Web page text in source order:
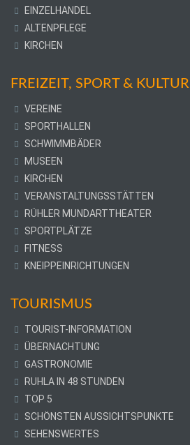
EINZELHANDEL
ALTENPFLEGE
KIRCHEN
FREIZEIT, SPORT & KULTUR
VEREINE
SPORTHALLEN
SCHWIMMBÄDER
MUSEEN
KIRCHEN
VERANSTALTUNGSSTÄTTEN
RÜHLER MUNDARTTHEATER
SPORTPLÄTZE
FITNESS
KNEIPPEINRICHTUNGEN
TOURISMUS
TOURIST-INFORMATION
ÜBERNACHTUNG
GASTRONOMIE
RUHLA IN 48 STUNDEN
TOP 5
SCHÖNSTEN AUSSICHTSPUNKTE
SEHENSWERTES